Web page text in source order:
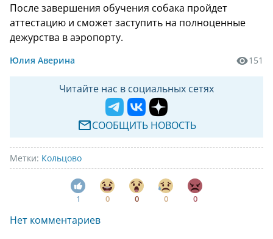
После завершения обучения собака пройдет
аттестацию и сможет заступить на полноценные
дежурства в аэропорту.
Юлия Аверина 151
Читайте нас в социальных сетях
СООБЩИТЬ НОВОСТЬ
Метки: Кольцово
1 0 0 0 0
Нет комментариев